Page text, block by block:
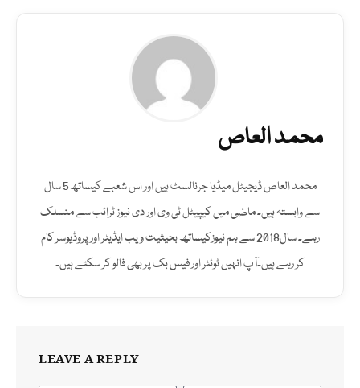
محمد العاص
محمد العاص ڈیجیٹل میڈیا جرنالسٹ ہیں اور اس شعبے کیساتھ5 سال
سے وابستہ ہیں۔ ماضی میں کیپیٹل ٹی وی اور دی نیوز ٹرائب سے منسلک
رہے۔ سال2018 سے ہم نیوزکیساتھ بحیثیت ویب ایڈیٹر اور پروڈیوسر کام
کر رہے ہیں۔آپ انہیں ٹوئٹر اور فیس بک پر بھی فالو کر سکتے ہیں۔
LEAVE A REPLY